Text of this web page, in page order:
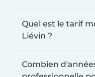
Quel est le tarif
Liévin ?
Combien